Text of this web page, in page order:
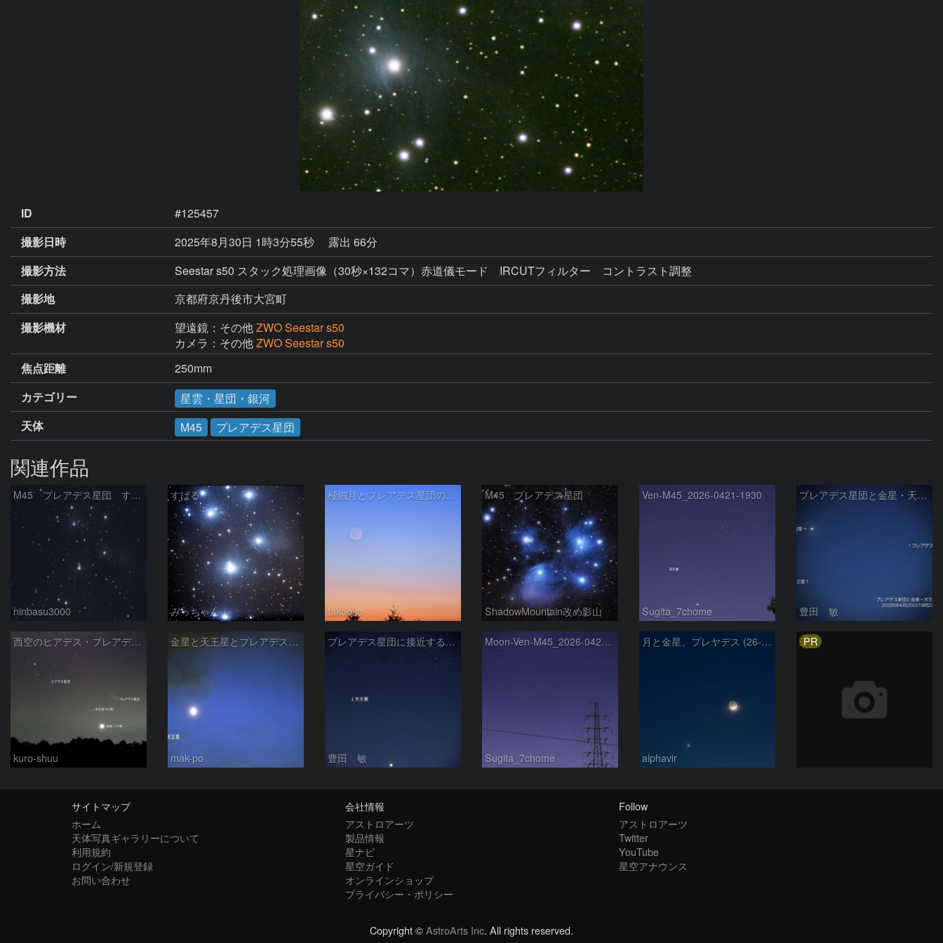
ID
#125457
撮影日時
2025年8月30日 1時3分55秒
露出 66分
撮影方法
Seestar s50 スタック処理画像（30秒×132コマ）赤道儀モード IRCUTフィルター コントラスト調整
撮影地
京都府京丹後市大宮町
撮影機材
望遠鏡：その他ZWO Seestar s50
カメラ：その他ZWO Seestar s50
焦点距離
250mm
カテゴリー
星雲・星団・銀河
天体
M45 プレアデス星団
関連作品
M45 プレアデス星団 すばる
ninbasu3000
すばる
みっちゃん
極細月とプレアデス星団の接近
takaoka
M45 プレアデス星団
ShadowMountain改め影山
Ven-M45_2026-0421-1930
Sugita_7chome
プレアデス星団と金星・天王星の接近 2026/4/25
豊田 敏
西空のヒアデス・プレアデス星団と金星(-3.9等)・天王星(5.8等) (2026/04/21)
kuro-shuu
金星と天王星とプレアデス星団の接近
mak-po
プレアデス星団に接近する金星と天王星 2026/4/21
豊田 敏
Moon-Ven-M45_2026-0420-1937
Sugita_7chome
月と金星、プレヤデス (26-04-19)
alphavir
PR
サイトマップ
ホーム
天体写真ギャラリーについて
利用規約
ログイン/新規登録
お問い合わせ
会社情報
アストロアーツ
製品情報
星ナビ
星空ガイド
オンラインショップ
プライバシー・ポリシー
Follow
アストロアーツ
Twitter
YouTube
星空アナウンス
Copyright ©AstroArts Inc. All rights reserved.